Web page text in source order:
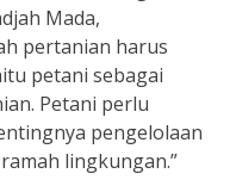
Mada,
pertanian harus
petani sebagai
Petani perlu
pengelolaan
lingkungan.”